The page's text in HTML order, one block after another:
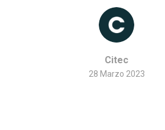
Citec
28 Marzo 2023